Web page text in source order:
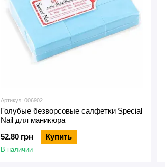
Артикул: 006902
Голубые безворсовые салфетки Special
Nail для маникюра
52.80 грн
Купить
В наличии